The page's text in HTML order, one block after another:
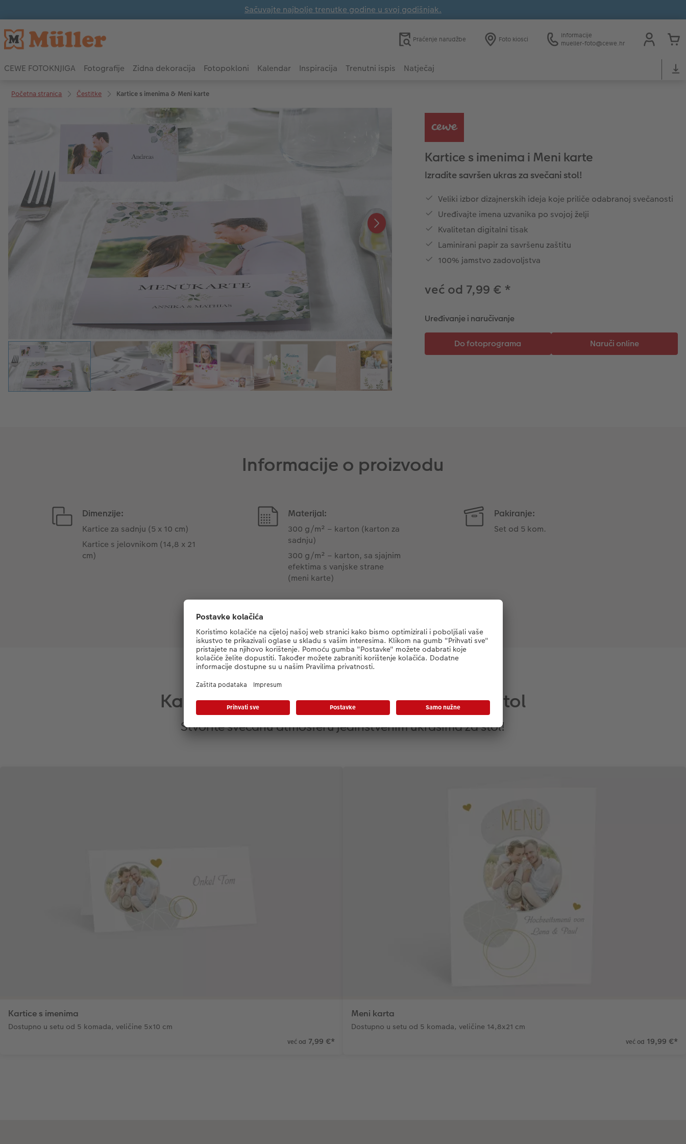
Sačuvajte najbolje trenutke godine u svoj godišnjak.
Praćenje narudžbe Foto kiosci
Informacije
mueller-foto@cewe.hr
CEWE FOTOKNJIGA Fotografije Zidna dekoracija Fotopokloni Kalendar Inspiracija Trenutni ispis Natječaj
Početna stranica Čestitke Kartice s imenima & Meni karte
Kartice s imenima i Meni karte
Izradite savršen ukras za svečani stol!
Veliki izbor dizajnerskih ideja koje priliče odabranoj svečanosti
Uređivajte imena uzvanika po svojoj želji
Kvalitetan digitalni tisak
Laminirani papir za savršenu zaštitu
100% jamstvo zadovoljstva
već od 7,99 € *
Uređivanje i naručivanje
Informacije o proizvodu
Dimenzije:
Kartice za sadnju (5 x 10 cm)
Kartice s jelovnikom (14,8 x 21
cm)
Materijal:
300 g/m² – karton (karton za
sadnju)
300 g/m² – karton, sa sjajnim
efektima s vanjske strane
(meni karte)
Pakiranje:
Set od 5 kom.
Kartice s mjestima i jelovnici za svečani stol
Stvorite svečanu atmosferu jedinstvenim ukrasima za stol!
Kartice s imenima
Dostupno u setu od 5 komada, veličine 5x10 cm
već od 7,99 €*
Meni karta
Dostupno u setu od 5 komada, veličine 14,8x21 cm
već od 19,99 €*